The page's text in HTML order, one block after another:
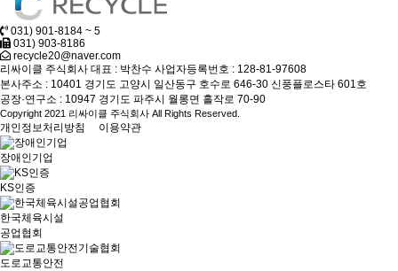
031) 901-8184 ~ 5
031) 903-8186
recycle20@naver.com
리싸이클 주식회사 대표 : 박찬수 사업자등록번호 : 128-81-97608
본사주소 : 10401 경기도 고양시 일산동구 호수로 646-30 신풍플로스타 601호
공장·연구소 : 10947 경기도 파주시 월롱면 홀작로 70-90
Copyright 2021 리싸이클 주식회사 All Rights Reserved.
개인정보처리방침 이용약관
장애인기업
KS인증
한국체육시설
공업협회
도로교통안전